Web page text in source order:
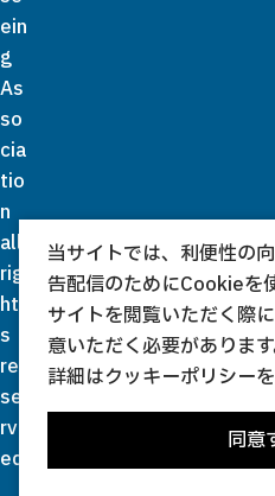
ein
g
As
so
cia
tio
n
all
rig
ht
s
re
se
rv
ed.
当サイトでは、利便性の
告配信のためにCookieを
サイトを閲覧いただく際
意いただく必要があります
詳細はクッキーポリシー
同意